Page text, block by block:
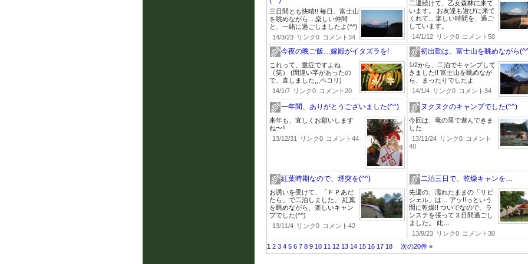
三日間とも快晴!! 毎日、富士山
を眺めながら... 楽しい仲間
と、一緒に過ごしましたよ(^^)
14/3/23 リンク0 コメント34
二週続けて、乙女森林に来て
います。 お友達も遊びに来て
くれて... 楽しい時間を、過ご
しています。
14/1/12 リンク0 コメント50
今夜の晩ご飯…嫁殿がイタズラを!
これって、重症ですよね
（笑） (間違い字があったの
で、直しました,,,ペコリ)
14/1/7 リンク0 コメント20
初出勤は、富士山を眺めながら
1/2から、二泊でキャンプして
きました!! 富士山を眺めなが
ら、まったりでしたよ
14/1/4 リンク0 コメント34
一年間、ありがとうございました(^^)
来年も、宜しくお願いします
ね〜!!
13/12/31
リンク0 コメント44
ヌクヌクのキャンプでした(^^)
今回は、竜の里で遊んできま
した
13/11/24 リンク0 コメント
40
紅葉時期なので、煙突を(^^)
お誘いを受けて、「ＦＰあだ
たら」で二泊しました。 紅葉
を眺めながら、楽しいキャン
プでした(^^)
13/11/4 リンク0 コメント42
二泊三日で、乾燥キャンを…
先週の、濡れたままの「リビ
シェル」は… アッ!!っという
間に乾燥!! ついでなので、ラ
ンステを張って３日間過ごし
ました。 此…
13/9/23 リンク0 コメント30
1 2 3 4 5 6 7 8 9 10 11 12 13 14 15 16 17 18 次の20件 »